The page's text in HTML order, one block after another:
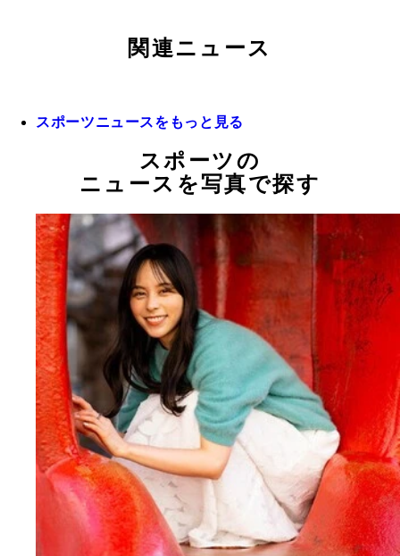
関連ニュース
スポーツニュースをもっと見る
スポーツの
ニュースを写真で探す